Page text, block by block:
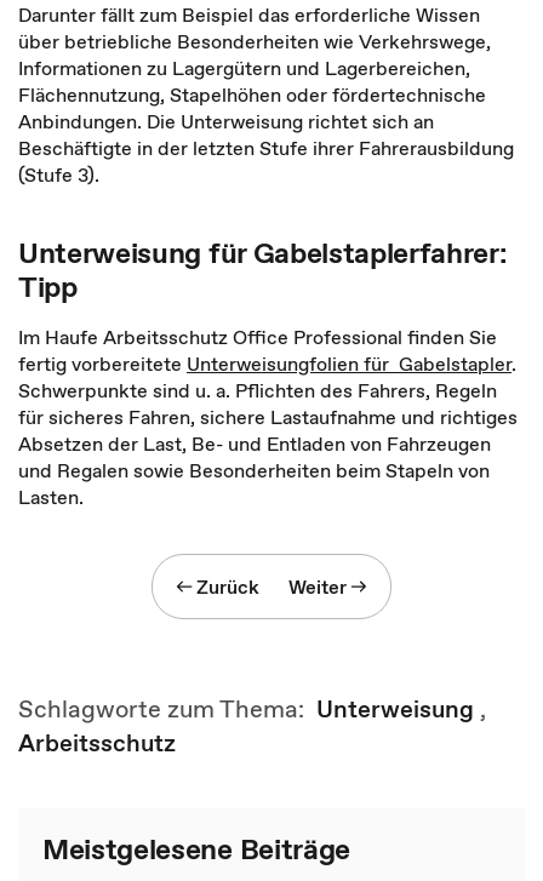
Darunter fällt zum Beispiel das erforderliche Wissen
über betriebliche Besonderheiten wie Verkehrswege,
Informationen zu Lagergütern und Lagerbereichen,
Flächennutzung, Stapelhöhen oder fördertechnische
Anbindungen. Die Unterweisung richtet sich an
Beschäftigte in der letzten Stufe ihrer Fahrerausbildung
(Stufe 3).
Unterweisung für Gabelstaplerfahrer:
Tipp
Im Haufe Arbeitsschutz Office Professional finden Sie
fertig vorbereitete Unterweisungfolien für Gabelstapler.
Schwerpunkte sind u. a. Pflichten des Fahrers, Regeln
für sicheres Fahren, sichere Lastaufnahme und richtiges
Absetzen der Last, Be- und Entladen von Fahrzeugen
und Regalen sowie Besonderheiten beim Stapeln von
Lasten.
Zurück Weiter
Schlagworte zum Thema: Unterweisung ,
Arbeitsschutz
Meistgelesene Beiträge